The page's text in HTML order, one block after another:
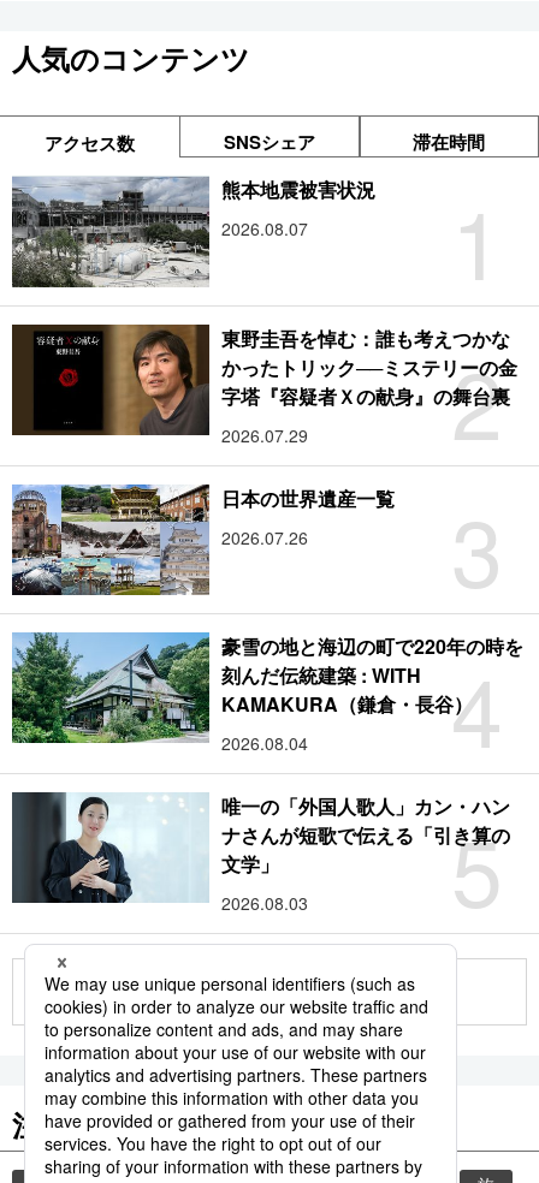
人気のコンテンツ
アクセス数 SNSシェア 滞在時間
1
熊本地震被害状況
2026.08.07
2
東野圭吾を悼む：誰も考えつかな
かったトリック──ミステリーの金
字塔『容疑者Ｘの献身』の舞台裏
2026.07.29
3
日本の世界遺産一覧
2026.07.26
4
豪雪の地と海辺の町で220年の時を
刻んだ伝統建築 : WITH
KAMAKURA（鎌倉・長谷）
2026.08.04
5
唯一の「外国人歌人」カン・ハン
ナさんが短歌で伝える「引き算の
文学」
2026.08.03
もっと見る
注目のキーワード